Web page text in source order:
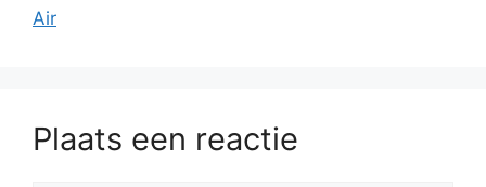
Air
Plaats een reactie